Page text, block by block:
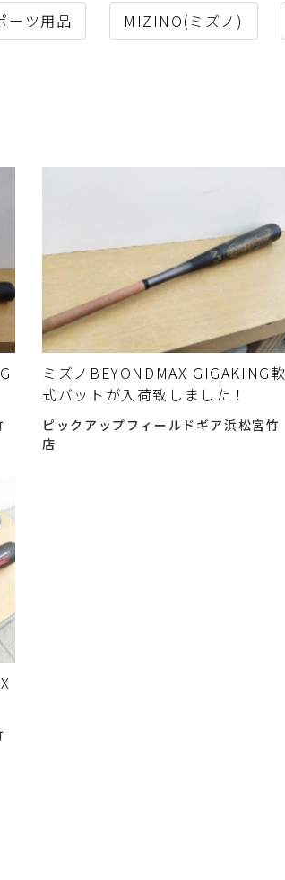
ーツ用品 MIZINO(ミズノ)
ミズノBEYONDMAX GIGAKING軟
式バットが入荷致しました！
ピックアップフィールドギア浜松宮竹
店